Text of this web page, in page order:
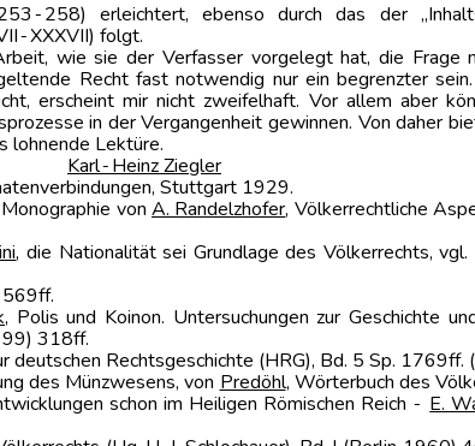
erleichtert, ebenso durch das der
folgt.
wie sie der Verfasser vorgelegt hat, die Frage
Recht fast notwendig nur ein begrenzter
erscheint mir nicht zweifelhaft. Vor allem aber
in der Vergangenheit gewinnen. Von daher
lohnende Lektüre.
Karl‑Heinz Ziegler
Stuttgart 1929.
von A. Randelzhofer, Völkerrechtliche
, die Nationalität sei Grundlage des Völkerrechts,
569ff.
, Polis und Koinon. Untersuchungen zur Geschichte
318ff.
deutschen Rechtsgeschichte (HRG), Bd. 5 Sp. 1769ff.
des Münzwesens, von Predöhl, Wörterbuch des
schon im Heiligen Römischen Reich ‑ E.